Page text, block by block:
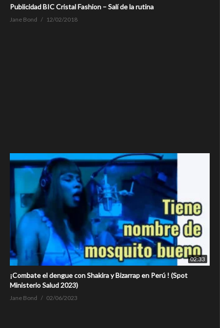
Publicidad BIC Cristal Fashion – Salí de la rutina
Jane Bond 12/02/2018
02:33
¡Combate el dengue con Shakira y Bizarrap en Perú ! (Spot
Ministerio Salud 2023)
Jane Bond 02/06/2023